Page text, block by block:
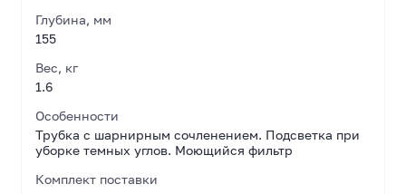
Глубина, мм
155
Вес, кг
1.6
Особенности
Трубка с шарнирным сочленением. Подсветка при
уборке темных углов. Моющийся фильтр
Комплект поставки